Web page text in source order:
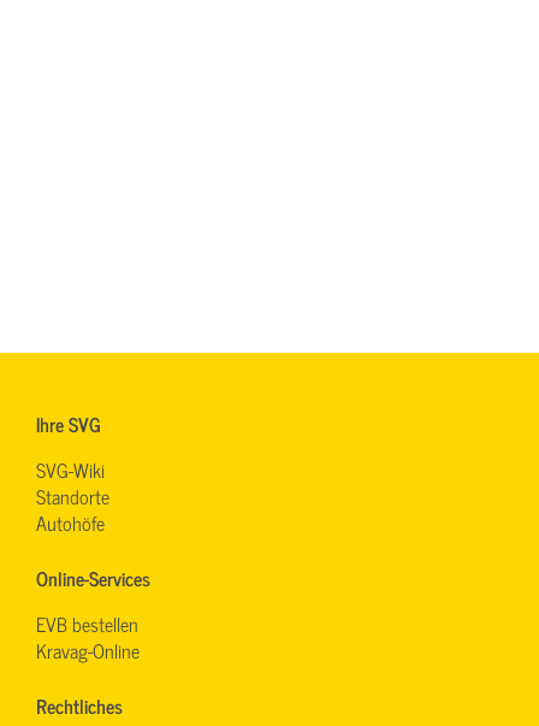
Ihre SVG
SVG-Wiki
Standorte
Autohöfe
Online-Services
EVB bestellen
Kravag-Online
Rechtliches